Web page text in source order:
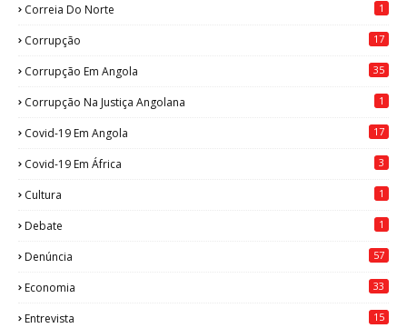
Correia Do Norte 1
Corrupção 17
Corrupção Em Angola 35
Corrupção Na Justiça Angolana 1
Covid-19 Em Angola 17
Covid-19 Em África 3
Cultura 1
Debate 1
Denúncia 57
Economia 33
Entrevista 15